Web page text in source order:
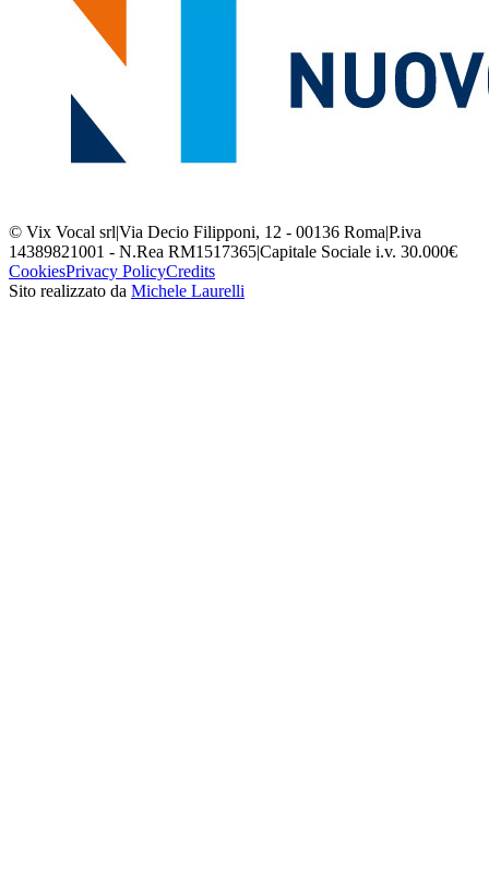
© Vix Vocal srl|Via Decio Filipponi, 12 - 00136 Roma|P.iva
14389821001 - N.Rea RM1517365|Capitale Sociale i.v. 30.000€
CookiesPrivacy PolicyCredits
Sito realizzato da Michele Laurelli